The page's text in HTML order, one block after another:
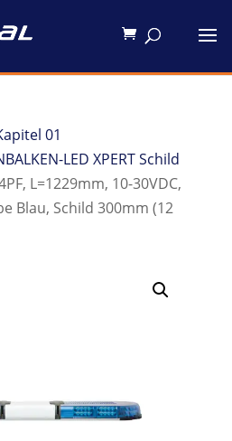
01
LED XPERT Schild
L=1229mm, 10-30VDC,
Blau, Schild 300mm (12